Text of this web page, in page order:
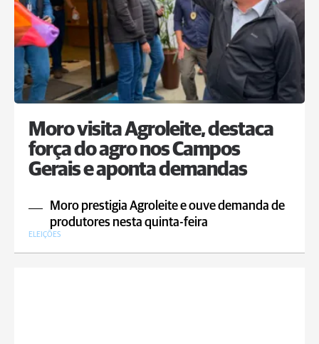
Moro visita Agroleite, destaca
força do agro nos Campos
Gerais e aponta demandas
Moro prestigia Agroleite e ouve demanda de
produtores nesta quinta-feira
ELEIÇÕES